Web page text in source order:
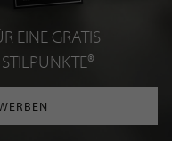
EINE GRATIS